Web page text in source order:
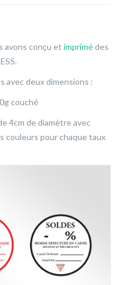
avons conçu et imprimédes
avec deux dimensions :
couché
4cm de diamètre avec
couleurs pour chaque taux